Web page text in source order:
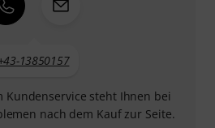
13850157
Kundenservice steht Ihnen bei
nach dem Kauf zur Seite.